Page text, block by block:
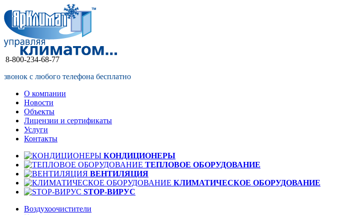
8-800-234-68-77
звонок с любого телефона бесплатно
О компании
Новости
Объекты
Лицензии и сертификаты
Услуги
Контакты
КОНДИЦИОНЕРЫ
ТЕПЛОВОЕ ОБОРУДОВАНИЕ
ВЕНТИЛЯЦИЯ
КЛИМАТИЧЕСКОЕ ОБОРУДОВАНИЕ
STOP-ВИРУС
Воздухоочистители